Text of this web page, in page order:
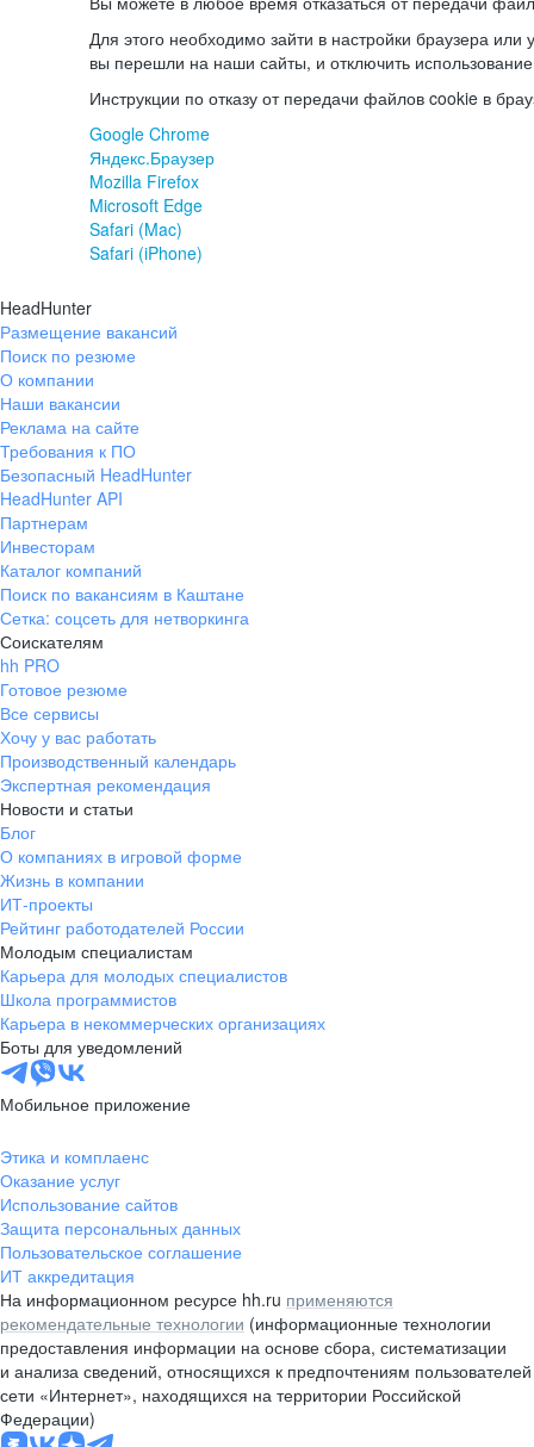
Для этого необходимо зайти в настройки браузера или
вы перешли на наши сайты, и отключить
Инструкции по отказу от передачи файлов cookie в
Google Chrome
Яндекс.Браузер
Mozilla Firefox
Microsoft Edge
Safari (Mac)
Safari (iPhone)
HeadHunter
Размещение вакансий
Поиск по резюме
О компании
Наши вакансии
Реклама на сайте
Требования к ПО
Безопасный HeadHunter
HeadHunter API
Партнерам
Инвесторам
Каталог компаний
Поиск по вакансиям в Каштане
Сетка: соцсеть для нетворкинга
Соискателям
hh PRO
Готовое резюме
Все сервисы
Хочу у вас работать
Производственный календарь
Экспертная рекомендация
Новости и статьи
Блог
О компаниях в игровой форме
Жизнь в компании
ИТ-проекты
Рейтинг работодателей России
Молодым специалистам
Карьера для молодых специалистов
Школа программистов
Карьера в некоммерческих организациях
Боты для уведомлений
Мобильное приложение
Этика и комплаенс
Оказание услуг
Использование сайтов
Защита персональных данных
Пользовательское соглашение
ИТ аккредитация
На информационном ресурсе hh.ru применяются
рекомендательные технологии (информационные технологии
предоставления информации на основе сбора, систематизации
и анализа сведений, относящихся к предпочтениям пользователей
сети «Интернет», находящихся на территории Российской
Федерации)